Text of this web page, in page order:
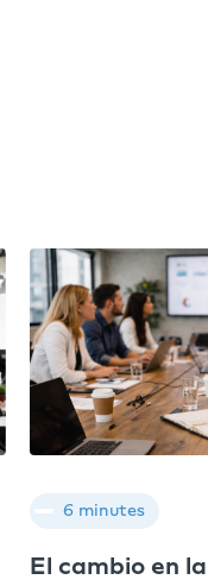
6 minutes
El cambio en